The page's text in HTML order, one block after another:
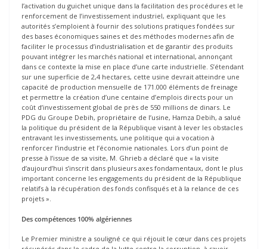
l’activation du guichet unique dans la facilitation des procédures et le
renforcement de l’investissement industriel, expliquant que les
autorités s’emploient à fournir des solutions pratiques fondées sur
des bases économiques saines et des méthodes modernes afin de
faciliter le processus d’industrialisation et de garantir des produits
pouvant intégrer les marchés national et international, annonçant
dans ce contexte la mise en place d’une carte industrielle. S’étendant
sur une superficie de 2,4 hectares, cette usine devrait atteindre une
capacité de production mensuelle de 171.000 éléments de freinage
et permettre la création d’une centaine d’emplois directs pour un
coût d’investissement global de près de 550 millions de dinars. Le
PDG du Groupe Debih, propriétaire de l’usine, Hamza Debih, a salué
la politique du président de la République visant à lever les obstacles
entravant les investissements, une politique qui a vocation à
renforcer l’industrie et l’économie nationales. Lors d’un point de
presse à l’issue de sa visite, M. Ghrieb a déclaré que « la visite
d’aujourd’hui s’inscrit dans plusieurs axes fondamentaux, dont le plus
important concerne les engagements du président de la République
relatifs à la récupération des fonds confisqués et à la relance de ces
projets ».
Des compétences 100% algériennes
Le Premier ministre a souligné ce qui réjouit le cœur dans ces projets